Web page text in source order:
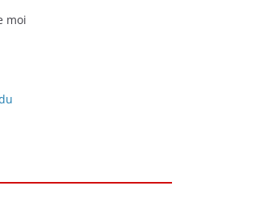
moi